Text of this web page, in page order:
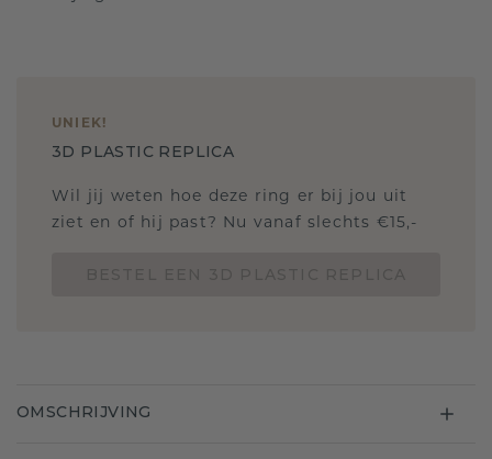
UNIEK!
3D PLASTIC REPLICA
Wil jij weten hoe deze ring er bij jou uit
ziet en of hij past? Nu vanaf slechts €15,-
OMSCHRIJVING